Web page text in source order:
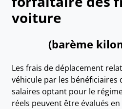
voiture
(barème
Les frais de déplacement
véhicule par les
salaires optant pour le
réels peuvent être évalués